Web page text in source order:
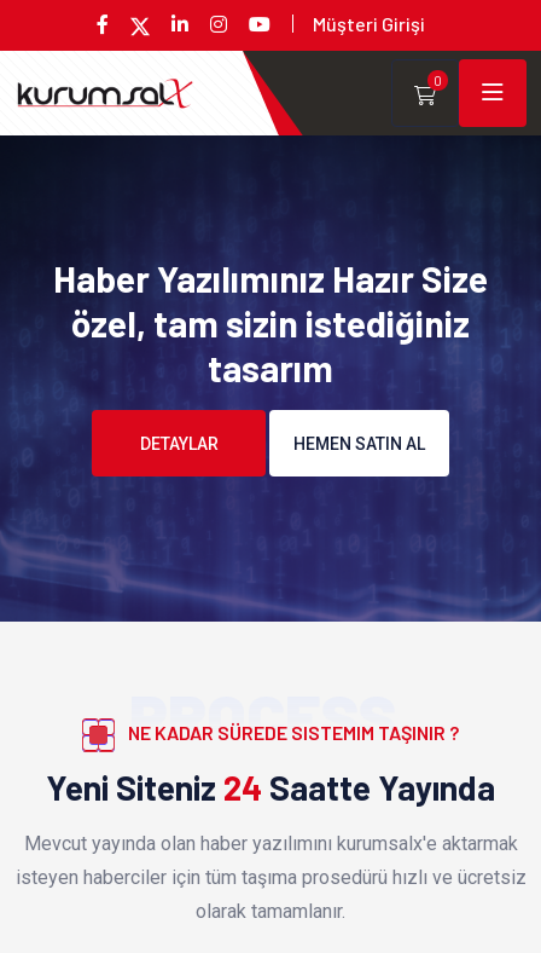
Müşteri Girişi
0
Haber Yazılımınız Hazır Size
özel, tam sizin istediğiniz
tasarım
DETAYLAR HEMEN SATIN AL
PROCESS
NE KADAR SÜREDE SISTEMIM TAŞINIR ?
Yeni Siteniz 24 Saatte Yayında
Mevcut yayında olan haber yazılımını kurumsalx'e aktarmak
isteyen haberciler için tüm taşıma prosedürü hızlı ve ücretsiz
olarak tamamlanır.